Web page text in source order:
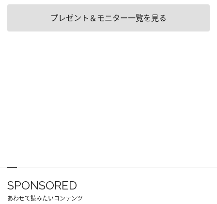
プレゼント＆モニター一覧を見る
SPONSORED
あわせて読みたいコンテンツ